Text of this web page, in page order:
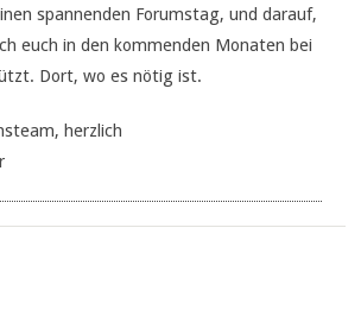
spannenden Forumstag, und darauf,
euch in den kommenden Monaten bei
Dort, wo es nötig ist.
herzlich